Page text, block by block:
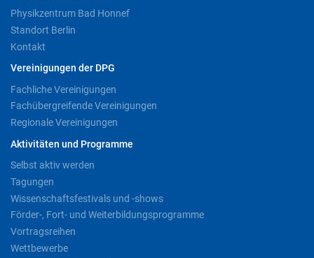
Physikzentrum Bad Honnef
Standort Berlin
Kontakt
Vereinigungen der DPG
Fachliche Vereinigungen
Fachübergreifende Vereinigungen
Regionale Vereinigungen
Aktivitäten und Programme
Selbst aktiv werden
Tagungen
Wissenschaftsfestivals und -shows
Förder-, Fort- und Weiterbildungsprogramme
Vortragsreihen
Wettbewerbe